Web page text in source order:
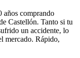
años comprando
Castellón. Tanto si tu
un accidente, lo
mercado. Rápido,